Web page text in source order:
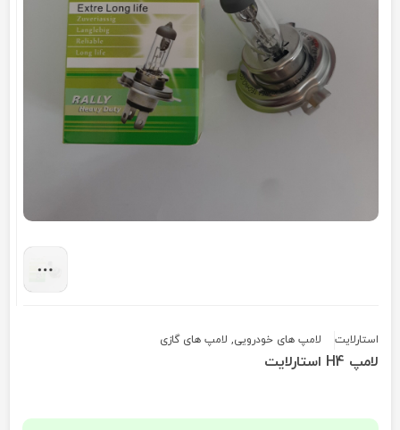
استارلایت لامپ های خودرویی, لامپ های گازی
لامپ H4 استارلایت